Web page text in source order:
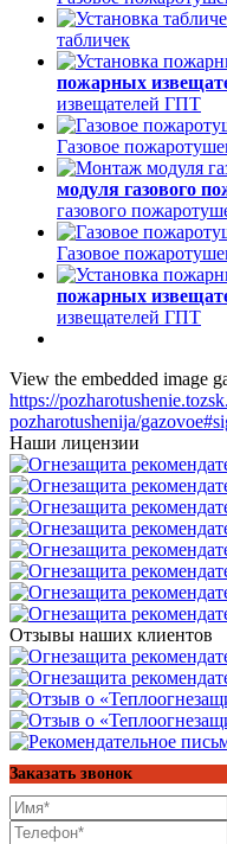
табличек
пожарных
извещателей ГПТ
Газовое
модуля газового
газового
Газовое
пожарных
извещателей ГПТ
View the embedded image
https://
pozharotushenija/
Наши лицензии
Отзывы наших клиентов
Заказать звонок